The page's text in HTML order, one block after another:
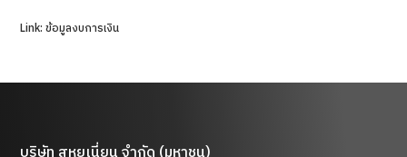
Link: ข้อมูลงบการเงิน